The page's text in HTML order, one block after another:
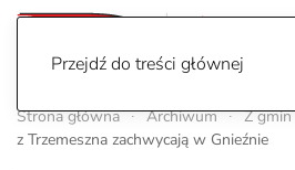
Przejdź do treści głównej
Strona główna Archiwum Z gmin
z Trzemeszna zachwycają w Gnieźnie